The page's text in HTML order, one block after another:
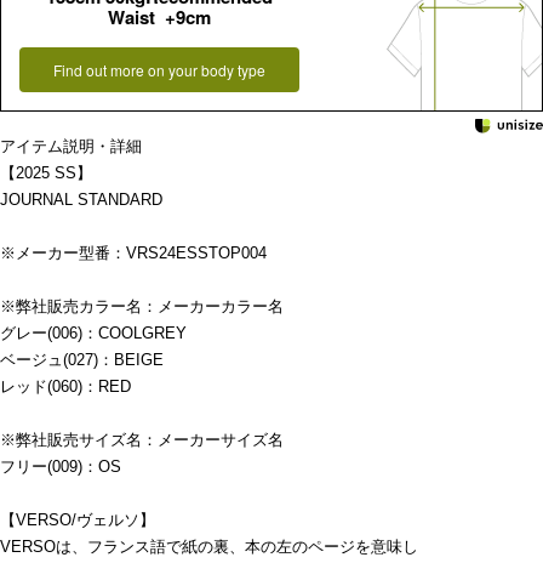
Waist +9cm
Find out more on your body type
アイテム説明・詳細
【2025 SS】
JOURNAL STANDARD
※メーカー型番：VRS24ESSTOP004
※弊社販売カラー名：メーカーカラー名
グレー(006)：COOLGREY
ベージュ(027)：BEIGE
レッド(060)：RED
※弊社販売サイズ名：メーカーサイズ名
フリー(009)：OS
【VERSO/ヴェルソ】
VERSOは、フランス語で紙の裏、本の左のページを意味し